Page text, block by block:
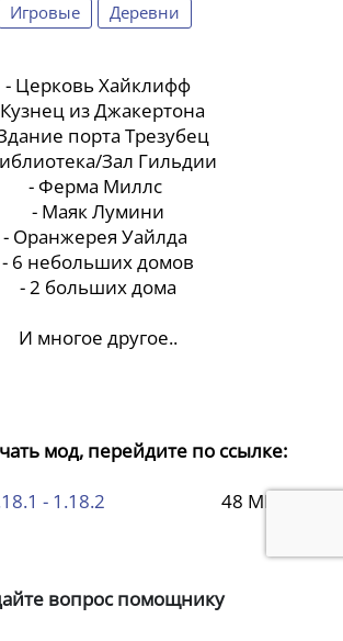
Игровые
Деревни
- Церковь Хайклифф
из Джакертона
порта Трезубец
Зал Гильдии
- Ферма Миллс
- Маяк Лумини
- Оранжерея Уайлда
- 6 небольших домов
- 2 больших дома
И многое другое..
мод, перейдите по ссылке:
- 1.18.2
48 МБ
вопрос помощнику